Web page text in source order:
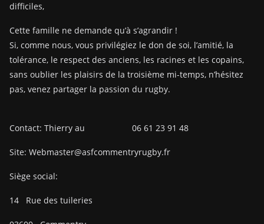
difficiles,
Cette famille ne demande qu’à s’agrandir !
Si, comme nous, vous privilégiez le don de soi, l’amitié, la
tolérance, le respect des anciens, les racines et les copains,
sans oublier les plaisirs de la troisième mi-temps, n’hésitez
pas, venez partager la passion du rugby.
Contact: Thierry au 06 61 23 91 48
Site: Webmaster@asfcommentryrugby.fr
Siège social:
14 Rue des tuileries